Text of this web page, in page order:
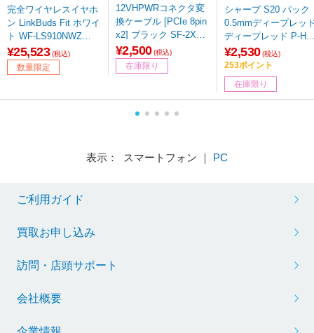
完全ワイヤレスイヤホ
ン LinkBuds Fit ホワイ
ト WF-LS910NWZ
［ワイヤレス(左右分
離) /ノイズキャンセリ
ング対応 /Bluetooth対
¥25,523 (税込)
数量限定
12VHPWRコネクタ変
換ケーブル [PCIe 8pin
x2] ブラック SF-2X8P
IN-16PIN
¥2,500 (税込)
在庫限り
シャープ S20 パック
0.5mmディープレッ
ディープレッド P-HP
S2SK-DR5
¥2,530 (税込)
253ポイント
在庫限り
表示： スマートフォン ｜ PC
ご利用ガイド
買取お申し込み
訪問・店頭サポート
会社概要